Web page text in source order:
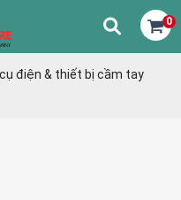
0
điện & thiết bị cầm tay